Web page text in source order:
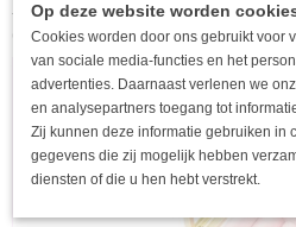
Ook interessant
Op deze website worden
Cookies worden door ons gebruikt voor
van sociale media-functies en het
advertenties. Daarnaast verlenen we
en analysepartners toegang tot
Zij kunnen deze informatie gebruiken in
gegevens die zij mogelijk hebben
diensten of die u hen hebt verstrekt.